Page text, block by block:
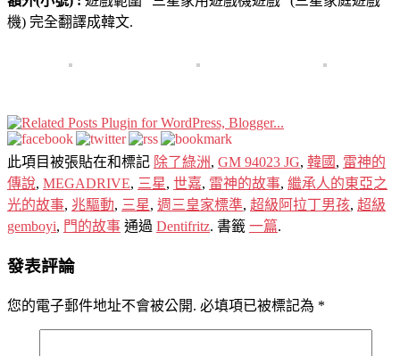
機) 完全翻譯成韓文.
此項目被張貼在和標記 除了綠洲, GM 94023 JG, 韓國 , 雷神的
傳說, MEGADRIVE, 三星, 世嘉, 雷神的故事, 繼承人的東亞之
光的故事, 兆驅動, 三星, 週三皇家標準, 超級阿拉丁男孩, 超級
gemboyi, 門的故事 通過 Dentifritz. 書籤 一篇.
發表評論
您的電子郵件地址不會被公開. 必填項已被標記為 *